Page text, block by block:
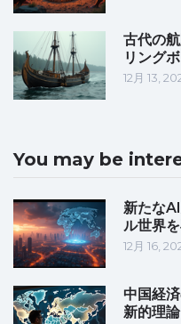
古代の
リング
12月 13,
You may be
新たな
ル世界
12月 16,
中国経
新的理論